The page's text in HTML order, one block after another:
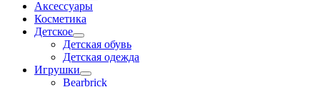
Аксессуары
Косметика
Детское
Детская обувь
Детская одежда
Игрушки
Bearbrick